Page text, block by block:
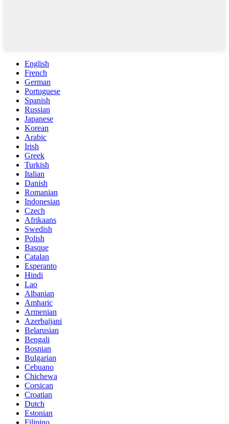
English
French
German
Portuguese
Spanish
Russian
Japanese
Korean
Arabic
Irish
Greek
Turkish
Italian
Danish
Romanian
Indonesian
Czech
Afrikaans
Swedish
Polish
Basque
Catalan
Esperanto
Hindi
Lao
Albanian
Amharic
Armenian
Azerbaijani
Belarusian
Bengali
Bosnian
Bulgarian
Cebuano
Chichewa
Corsican
Croatian
Dutch
Estonian
Filipino